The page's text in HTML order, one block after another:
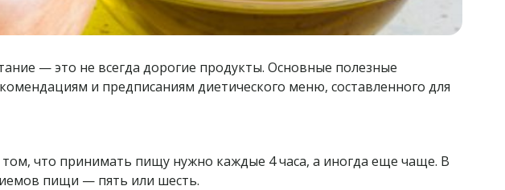
— это не всегда дорогие продукты. Основные полезные
и предписаниям диетического меню, составленного для
что принимать пищу нужно каждые 4 часа, а иногда еще чаще. В
пищи — пять или шесть.